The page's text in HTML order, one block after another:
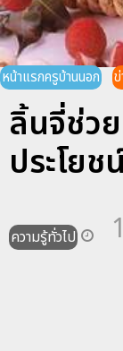
หน้าแรกครูบ้านนอก
ลิ้นจี่ช่ว
ประโย
ความรู้ทั่วไป